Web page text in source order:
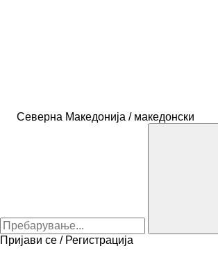
Северна Македонија / македонски
Пријави се / Регистрација